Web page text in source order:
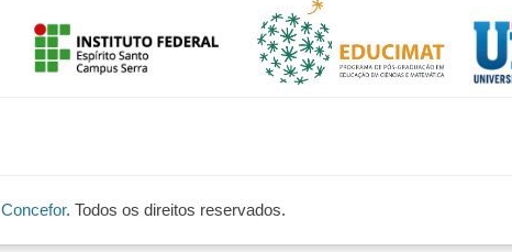
Concefor. Todos os direitos reservados.